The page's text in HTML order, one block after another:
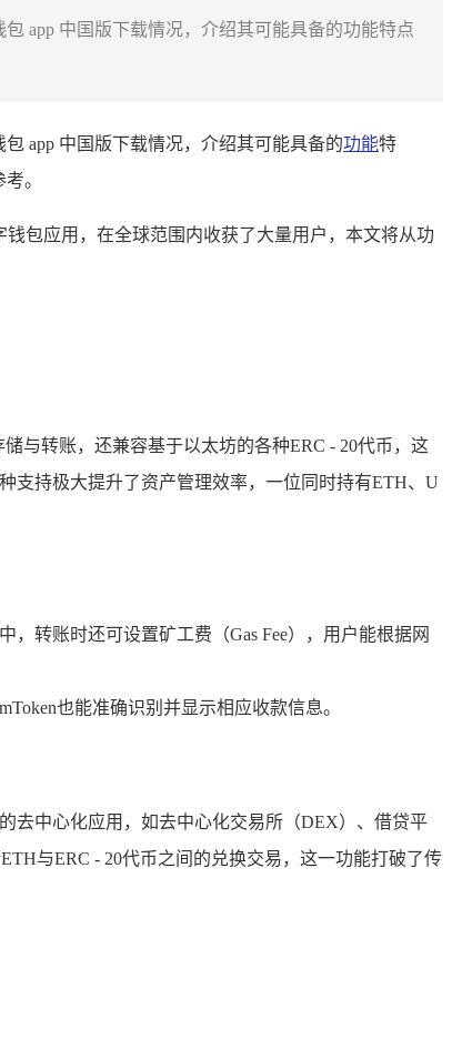
包 app 中国版下载情况，介绍其可能具备的功能特点
包 app 中国版下载情况，介绍其可能具备的功能特
。
包应用，在全球范围内收获了大量用户，本文将从功
与转账，还兼容基于以太坊的各种ERC - 20代币，这
支持极大提升了资产管理效率，一位同时持有ETH、U
转账时还可设置矿工费（Gas Fee），用户能根据网
也能准确识别并显示相应收款信息。
去中心化应用，如去中心化交易所（DEX）、借贷平
与ERC - 20代币之间的兑换交易，这一功能打破了传